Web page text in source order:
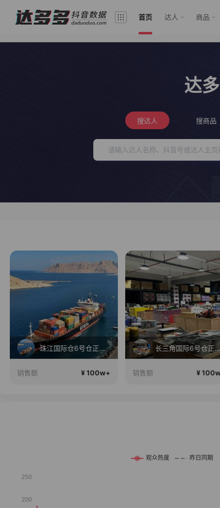
首页 达人 商品
达
搜达人 搜商品
长三角国际6号仓正在直播
销售额 ¥ 100w+
直播中
【学而思官方直播间
销售额 ¥